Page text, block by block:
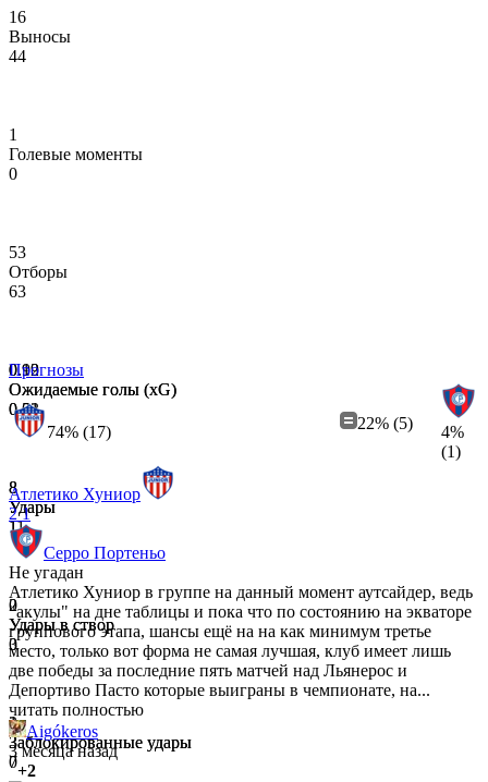
16
Выносы
44
1
Голевые моменты
0
53
Отборы
63
0.19
Ожидаемые голы (xG)
0.51
8
Удары
11
2
Удары в створ
3
2
Заблокированные удары
7
0.92
Ожидаемые голы (xG)
0.03
8
Удары
1
0
Удары в створ
0
1
Заблокированные удары
0
Прогнозы
74% (17) 22% (5)
4%
(1)
Атлетико Хуниор
2 1
Серро Портеньо
Не угадан
Атлетико Хуниор в группе на данный момент аутсайдер, ведь
"акулы" на дне таблицы и пока что по состоянию на экваторе
группового этапа, шансы ещё на на как минимум третье
место, только вот форма не самая лучшая, клуб имеет лишь
две победы за последние пять матчей над Льянерос и
Депортиво Пасто которые выиграны в чемпионате, на...
читать полностью
Aigókeros
3 месяца назад
+2